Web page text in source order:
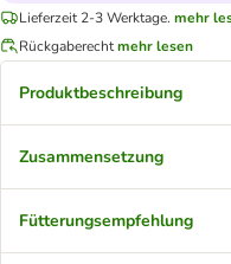
Lieferzeit 2-3 Werktage. mehr
Rückgaberechtmehr lesen
Produktbeschreibung
Zusammensetzung
Fütterungsempfehlung